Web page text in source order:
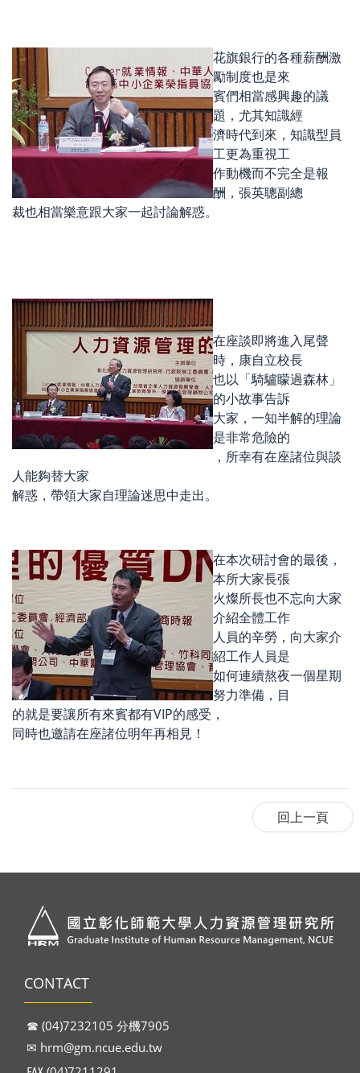
花旗銀行的各種薪酬激
勵制度也是來
賓們相當感興趣的議
題，尤其知識經
濟時代到來，知識型員
工更為重視工
作動機而不完全是報
酬，張英聰副總
裁也相當樂意跟大家一起討論解惑。
在座談即將進入尾聲
時，康自立校長
也以「騎驢矇過森林」
的小故事告訴
大家，一知半解的理論
是非常危險的
，所幸有在座諸位與談
人能夠替大家
解惑，帶領大家自理論迷思中走出。
在本次研討會的最後，
本所大家長張
火燦所長也不忘向大家
介紹全體工作
人員的辛勞，向大家介
紹工作人員是
如何連續熬夜一個星期
努力準備，目
的就是要讓所有來賓都有VIP的感受，
同時也邀請在座諸位明年再相見！
CONTACT
☎︎ (04)7232105 分機7905
✉︎ hrm@gm.ncue.edu.tw